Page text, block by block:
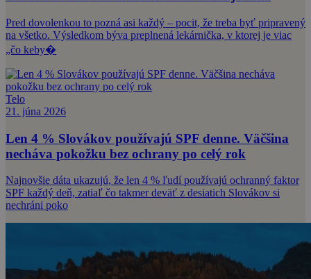
Pred dovolenkou to pozná asi každý – pocit, že treba byť pripravený
na všetko. Výsledkom býva preplnená lekárnička, v ktorej je viac
„čo keby�
Telo
21. júna 2026
Len 4 % Slovákov používajú SPF denne. Väčšina
necháva pokožku bez ochrany po celý rok
Najnovšie dáta ukazujú, že len 4 % ľudí používajú ochranný faktor
SPF každý deň, zatiaľ čo takmer deväť z desiatich Slovákov si
nechráni poko